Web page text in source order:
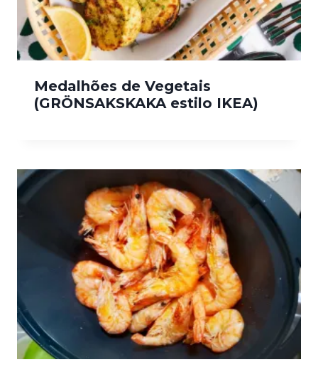
Medalhões de Vegetais
(GRÖNSAKSKAKA estilo IKEA)